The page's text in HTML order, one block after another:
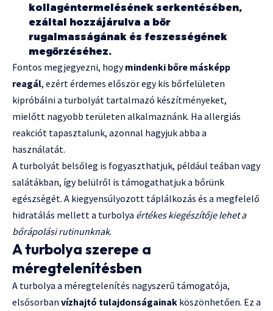
kollagéntermelésének serkentésében,
ezáltal hozzájárulva a bőr
rugalmasságának és feszességének
megőrzéséhez.
Fontos megjegyezni, hogymindenki bőre másképp
reagál, ezért érdemes először egy kis bőrfelületen
kipróbálni a turbolyát tartalmazó készítményeket,
mielőtt nagyobb területen alkalmaznánk. Ha allergiás
reakciót tapasztalunk, azonnal hagyjuk abba a
használatát.
A turbolyát belsőleg is fogyaszthatjuk, például teában vagy
salátákban, így belülről is támogathatjuk a bőrünk
egészségét. A kiegyensúlyozott táplálkozás és a megfelelő
hidratálás mellett a turbolya értékes kiegészítője lehet a
bőrápolási rutinunknak.
A turbolya szerepe a
méregtelenítésben
A turbolya a méregtelenítés nagyszerű támogatója,
elsősorban vízhajtó tulajdonságainak köszönhetően. Ez a